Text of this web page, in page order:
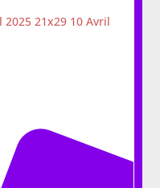
21x29 10 Avril